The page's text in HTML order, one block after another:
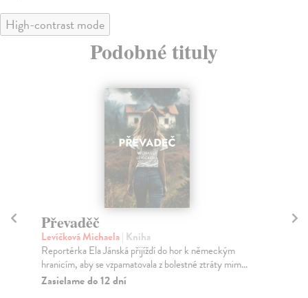
High-contrast mode
Podobné tituly
Převaděč
Levíčková Michaela| Kniha
Reportérka Ela Jánská přijíždí do hor k německým
hranicím, aby se vzpamatovala z bolestné ztráty mim...
Zasielame do 12 dní